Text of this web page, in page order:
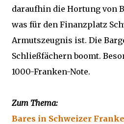
daraufhin die Hortung von
was für den Finanzplatz
Armutszeugnis ist. Die
Schließfächern boomt.
1000-Franken-Note.
Zum Thema:
Bares in Schweizer